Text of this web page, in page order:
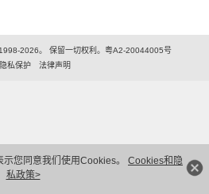
您同意我们使用Cookies。 Cookies和隐
私政策>
2026。 保留一切权利。粤A2-20044005号
隐私保护
法律声明